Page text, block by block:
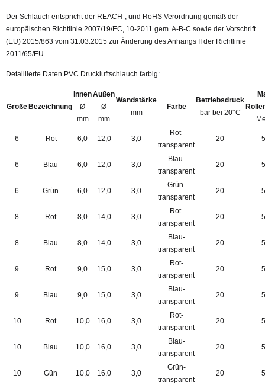
Der Schlauch entspricht der REACH-, und RoHS Verordnung gemäß der
europäischen Richtlinie 2007/19/EC, 10-2011 gem. A-B-C sowie der Vorschrift
(EU) 2015/863 vom 31.03.2015 zur Änderung des Anhangs II der Richtlinie
2011/65/EU.
Detaillierte Daten PVC Druckluftschlauch farbig:
GrößeBezeichnung
Innen
Ø
mm
Außen
Ø
mm
Wandstärke
mm
Farbe
Betriebsdruck
bar bei 20°C
6 Rot 6,0 12,0 3,0
Rot-
transparent
20
6 Blau 6,0 12,0 3,0
Blau-
transparent
20
6 Grün 6,0 12,0 3,0
Grün-
transparent
20
8 Rot 8,0 14,0 3,0
Rot-
transparent
20
8 Blau 8,0 14,0 3,0
Blau-
transparent
20
9 Rot 9,0 15,0 3,0
Rot-
transparent
20
9 Blau 9,0 15,0 3,0
Blau-
transparent
20
10 Rot 10,0 16,0 3,0
Rot-
transparent
20
10 Blau 10,0 16,0 3,0
Blau-
transparent
20
10 Gün 10,0 16,0 3,0
Grün-
transparent
20